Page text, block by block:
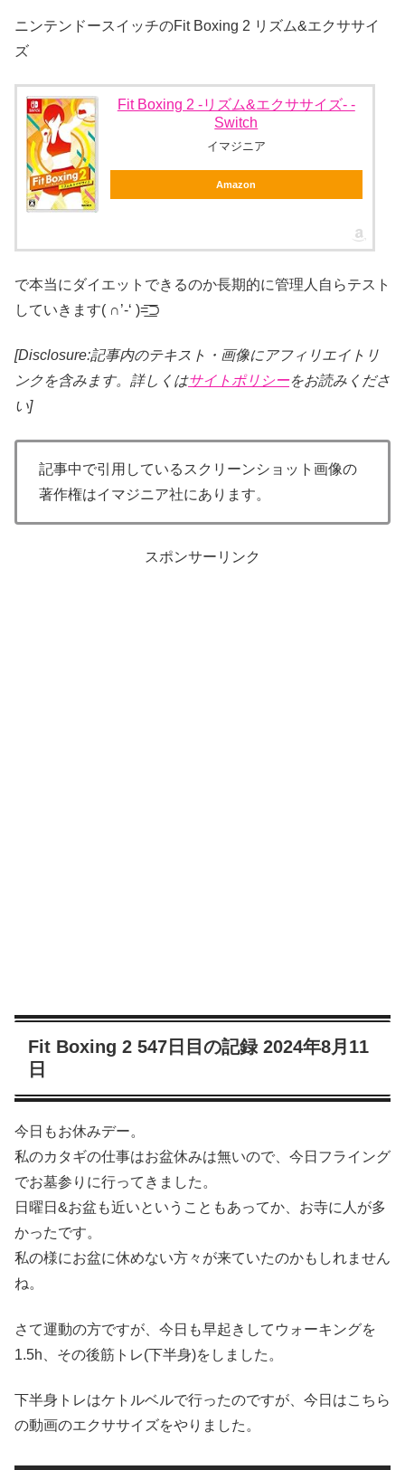
ニンテンドースイッチのFit Boxing 2 リズム&エクササイ
ズ
Fit Boxing 2 -リズム&エクササイズ- -
Switch
イマジニア
Amazon
で本当にダイエットできるのか長期的に管理人自らテスト
していきます( ∩’-‘ )=͟͟͞͞⊃
[Disclosure:記事内のテキスト・画像にアフィリエイトリ
ンクを含みます。詳しくはサイトポリシーをお読みくださ
い]
記事中で引用しているスクリーンショット画像の
著作権はイマジニア社にあります。
スポンサーリンク
Fit Boxing 2 547日目の記録 2024年8月11
日
今日もお休みデー。
私のカタギの仕事はお盆休みは無いので、今日フライング
でお墓参りに行ってきました。
日曜日&お盆も近いということもあってか、お寺に人が多
かったです。
私の様にお盆に休めない方々が来ていたのかもしれません
ね。
さて運動の方ですが、今日も早起きしてウォーキングを
1.5h、その後筋トレ(下半身)をしました。
下半身トレはケトルベルで行ったのですが、今日はこちら
の動画のエクササイズをやりました。